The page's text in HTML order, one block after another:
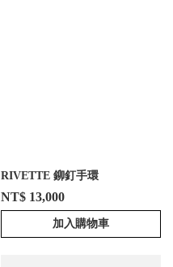
RIVETTE 鉚釘手環
NT$ 13,000
加入購物車